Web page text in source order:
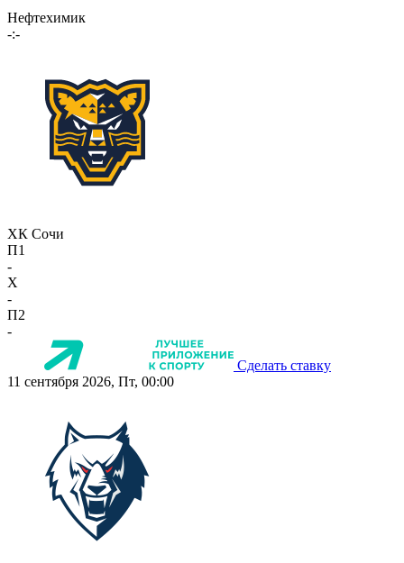
Нефтехимик
-:-
ХК Сочи
П1
-
X
-
П2
-
Сделать ставку
11 сентября 2026, Пт, 00:00